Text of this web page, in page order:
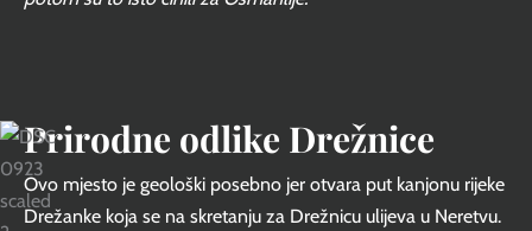
Prirodne odlike Drežnice
Ovo mjesto je geološki posebno jer otvara put kanjonu rijeke
Drežanke koja se na skretanju za Drežnicu ulijeva u Neretvu.